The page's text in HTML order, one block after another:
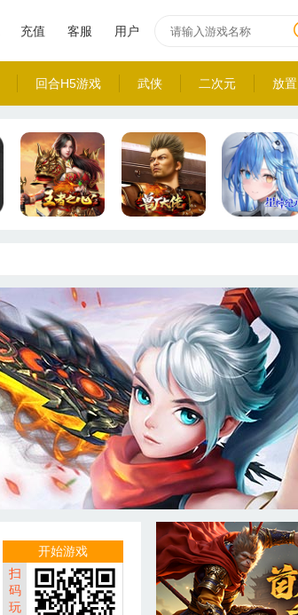
回合H5游戏 武侠 二次元 放置
充值 客服 用户
开始游戏
扫
码
玩